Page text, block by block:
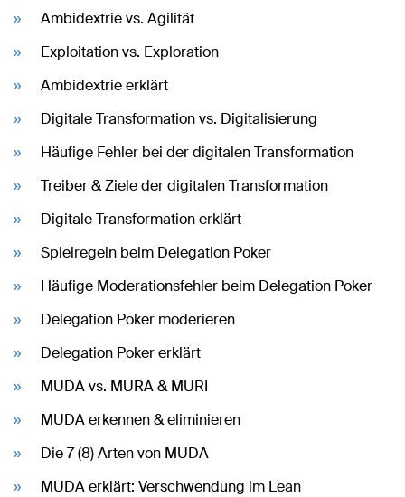
Ambidextrie vs. Agilität
Exploitation vs. Exploration
Ambidextrie erklärt
Digitale Transformation vs. Digitalisierung
Häufige Fehler bei der digitalen Transformation
Treiber & Ziele der digitalen Transformation
Digitale Transformation erklärt
Spielregeln beim Delegation Poker
Häufige Moderationsfehler beim Delegation Poker
Delegation Poker moderieren
Delegation Poker erklärt
MUDA vs. MURA & MURI
MUDA erkennen & eliminieren
Die 7 (8) Arten von MUDA
MUDA erklärt: Verschwendung im Lean